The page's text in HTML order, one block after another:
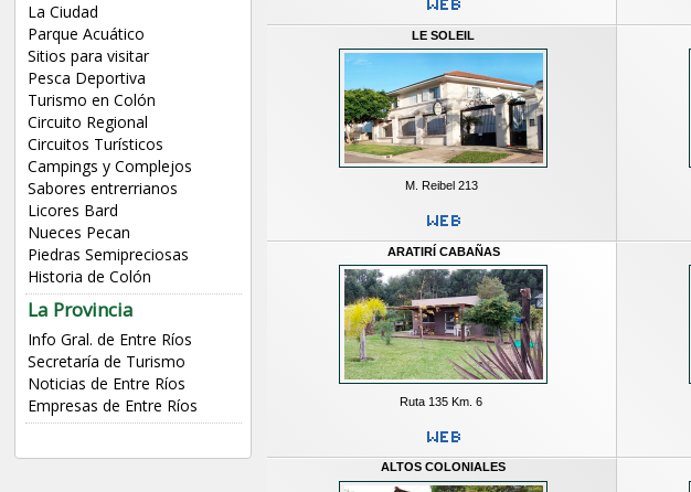
La Ciudad
Parque Acuático
Sitios para visitar
Pesca Deportiva
Turismo en Colón
Circuito Regional
Circuitos Turísticos
Campings y Complejos
Sabores entrerrianos
Licores Bard
Nueces Pecan
Piedras Semipreciosas
Historia de Colón
La Provincia
Info Gral. de Entre Ríos
Secretaría de Turismo
Noticias de Entre Ríos
Empresas de Entre Ríos
LE SOLEIL
M. Reibel 213
ARATIRÍ CABAÑAS
Ruta 135 Km. 6
ALTOS COLONIALES